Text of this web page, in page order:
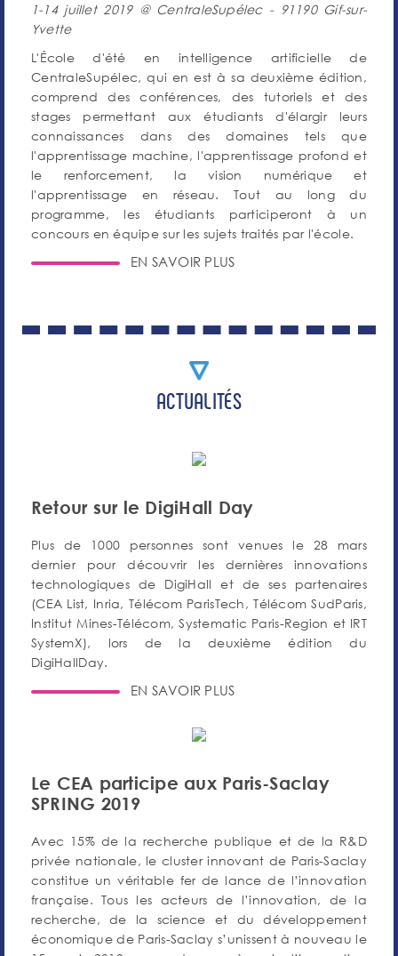
1-14 juillet 2019 @ CentraleSupélec - 91190 Gif-sur-
Yvette
L'École d'été en intelligence artificielle de
CentraleSupélec, qui en est à sa deuxième édition,
comprend des conférences, des tutoriels et des
stages permettant aux étudiants d'élargir leurs
connaissances dans des domaines tels que
l'apprentissage machine, l'apprentissage profond et
le renforcement, la vision numérique et
l'apprentissage en réseau. Tout au long du
programme, les étudiants participeront à un
concours en équipe sur les sujets traités par l'école.
EN SAVOIR PLUS
ACTUALITÉS
Retour sur le DigiHall Day
Plus de 1000 personnes sont venues le 28 mars
dernier pour découvrir les dernières innovations
technologiques de DigiHall et de ses partenaires
(CEA List, Inria, Télécom ParisTech, Télécom SudParis,
Institut Mines-Télécom, Systematic Paris-Region et IRT
SystemX), lors de la deuxième édition du
DigiHallDay.
EN SAVOIR PLUS
Le CEA participe aux Paris-Saclay
SPRING 2019
Avec 15% de la recherche publique et de la R&D
privée nationale, le cluster innovant de Paris-Saclay
constitue un véritable fer de lance de l’innovation
française. Tous les acteurs de l’innovation, de la
recherche, de la science et du développement
économique de Paris-Saclay s’unissent à nouveau le